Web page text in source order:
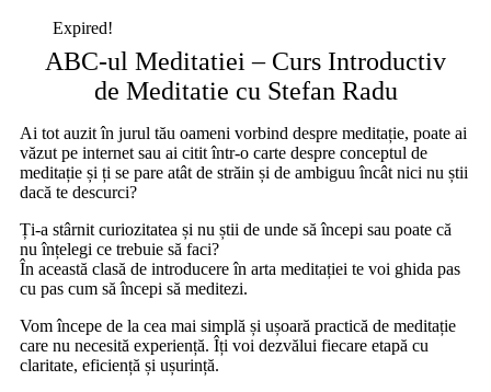
Expired!
ABC-ul Meditatiei – Curs Introductiv
de Meditatie cu Stefan Radu
Ai tot auzit în jurul tău oameni vorbind despre meditație, poate ai
văzut pe internet sau ai citit într-o carte despre conceptul de
meditație și ți se pare atât de străin și de ambiguu încât nici nu știi
dacă te descurci?
Ți-a stârnit curiozitatea și nu știi de unde să începi sau poate că
nu înțelegi ce trebuie să faci?
În această clasă de introducere în arta meditației te voi ghida pas
cu pas cum să începi să meditezi.
Vom începe de la cea mai simplă și ușoară practică de meditație
care nu necesită experiență. Îți voi dezvălui fiecare etapă cu
claritate, eficiență și ușurință.